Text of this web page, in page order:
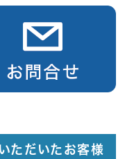
ただいたお客様